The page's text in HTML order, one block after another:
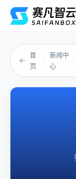
←
首
页
›
新闻中
心
›